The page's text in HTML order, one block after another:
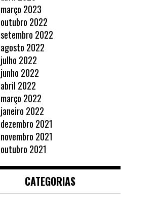
março 2023
outubro 2022
setembro 2022
agosto 2022
julho 2022
junho 2022
abril 2022
março 2022
janeiro 2022
dezembro 2021
novembro 2021
outubro 2021
CATEGORIAS